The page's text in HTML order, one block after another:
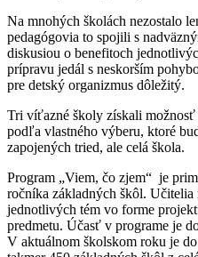
Na mnohých školách nezostalo
pedagógovia to spojili s
diskusiou o benefitoch
prípravu jedál s neskorším
pre detský organizmus dôležitý.
Tri víťazné školy získali
podľa vlastného výberu, ktoré
zapojených tried, ale celá škola.
Program „Viem, čo zjem“ je
ročníka základných škôl.
jednotlivých tém vo forme
predmetu. Účasť v programe je
V aktuálnom školskom roku je